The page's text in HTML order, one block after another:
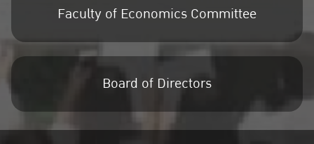
Faculty of Economics Committee
Board of Directors